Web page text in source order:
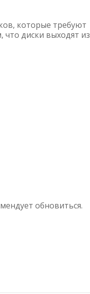
которые требуют
что диски выходят из
обновиться.